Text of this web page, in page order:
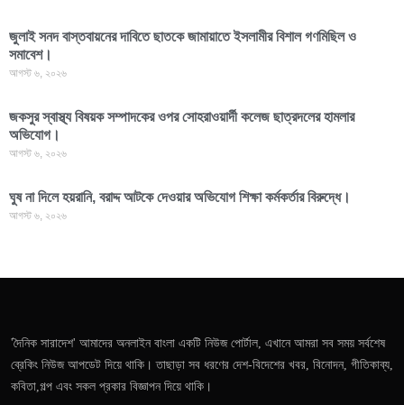
জুলাই সনদ বাস্তবায়নের দাবিতে ছাতকে জামায়াতে ইসলামীর বিশাল গণমিছিল ও
সমাবেশ।
আগস্ট ৬, ২০২৬
জকসুর স্বাস্থ্য বিষয়ক সম্পাদকের ওপর সোহরাওয়ার্দী কলেজ ছাত্রদলের হামলার
অভিযোগ।
আগস্ট ৬, ২০২৬
ঘুষ না দিলে হয়রানি, বরাদ্দ আটকে দেওয়ার অভিযোগ শিক্ষা কর্মকর্তার বিরুদ্ধে।
আগস্ট ৬, ২০২৬
'দৈনিক সারাদেশ' আমাদের অনলাইন বাংলা একটি নিউজ পোর্টাল, এখানে আমরা সব সময় সর্বশেষ
ব্রেকিং নিউজ আপডেট দিয়ে থাকি। তাছাড়া সব ধরণের দেশ-বিদেশের খবর, বিনোদন, গীতিকাব্য,
কবিতা,গল্প এবং সকল প্রকার বিজ্ঞাপন দিয়ে থাকি।